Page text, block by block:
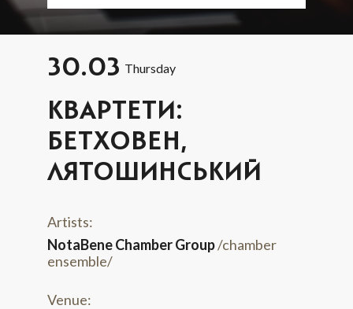
30.03 Thursday
КВАРТЕТИ:
БЕТХОВЕН,
ЛЯТОШИНСЬКИЙ
Artists:
NotaBene Chamber Group/chamber
ensemble/
Venue: